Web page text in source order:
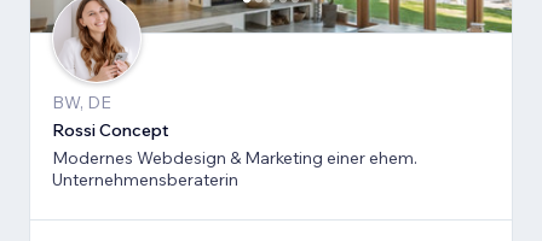
BW, DE
Rossi Concept
Modernes Webdesign & Marketing einer ehem.
Unternehmensberaterin